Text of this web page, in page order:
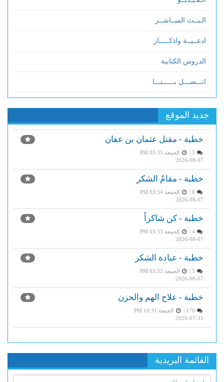
الـبــث المبــاشــر
ادعــيــة واذكـــــار
الدروس الكتابية
اتـــصـــل بــــــنـــا
جديد الموقع
خطبة - مقتل عثمان بن عفان
الجمعة PM 03:35
2026-08-07
خطبة - مقامُ الشكر
الجمعة PM 03:34
2026-08-07
خطبة - كن شاكراً
4 |
الجمعة PM 03:33
2026-08-07
خطبة - عبادة الشكر
الجمعة PM 03:32
2026-08-07
خطبة - علاج الهم والحزن
الجمعة PM 10:31
2026-07-31
القائمة البريدية